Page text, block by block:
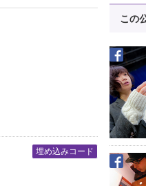
埋め込みコード
この